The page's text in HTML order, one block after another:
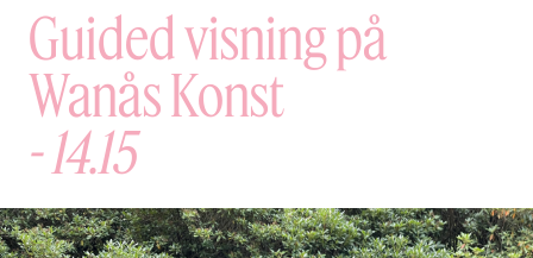
Guided visning på
Wanås Konst
-14.15